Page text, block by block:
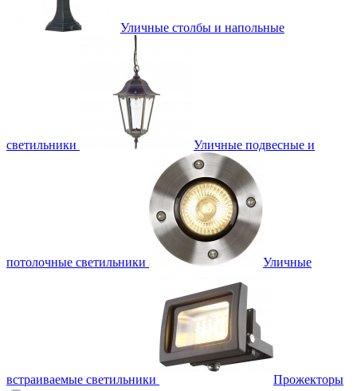
Уличные столбы и напольные
светильники Уличные подвесные и
потолочные светильники Уличные
встраиваемые светильники
Прожекторы